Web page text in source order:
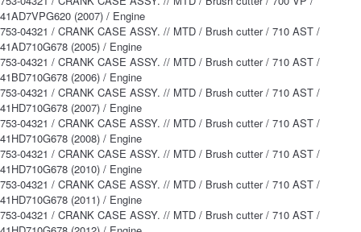
41AD7VPG620 (2007) / Engine
753-04321 / CRANK CASE ASSY. // MTD / Brush cutter / 710 AST /
41AD710G678 (2005) / Engine
753-04321 / CRANK CASE ASSY. // MTD / Brush cutter / 710 AST /
41BD710G678 (2006) / Engine
753-04321 / CRANK CASE ASSY. // MTD / Brush cutter / 710 AST /
41HD710G678 (2007) / Engine
753-04321 / CRANK CASE ASSY. // MTD / Brush cutter / 710 AST /
41HD710G678 (2008) / Engine
753-04321 / CRANK CASE ASSY. // MTD / Brush cutter / 710 AST /
41HD710G678 (2010) / Engine
753-04321 / CRANK CASE ASSY. // MTD / Brush cutter / 710 AST /
41HD710G678 (2011) / Engine
753-04321 / CRANK CASE ASSY. // MTD / Brush cutter / 710 AST /